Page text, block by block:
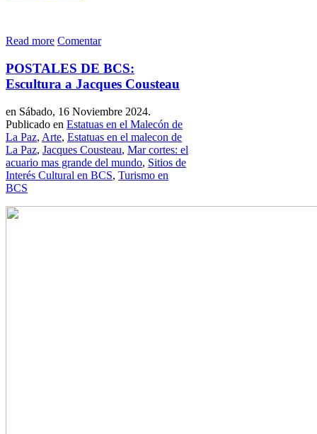
Read more Comentar
POSTALES DE BCS:
Escultura a Jacques Cousteau
en Sábado, 16 Noviembre 2024.
Publicado en Estatuas en el Malecón de
La Paz, Arte, Estatuas en el malecon de
La Paz, Jacques Cousteau, Mar cortes: el
acuario mas grande del mundo, Sitios de
Interés Cultural en BCS, Turismo en
BCS